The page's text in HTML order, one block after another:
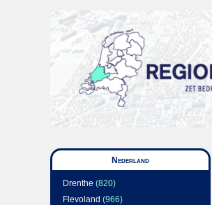
Nederland
Drenthe (820)
Flevoland (966)